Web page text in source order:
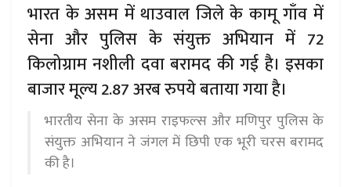
भारत के असम में थाउवाल जिले के कामू गाँव में
सेना और पुलिस के संयुक्त अभियान में 72
किलोग्राम नशीली दवा बरामद की गई है। इसका
बाजार मूल्य 2.87 अरब रुपये बताया गया है।
भारतीय सेना के असम राइफल्स और मणिपुर पुलिस के
संयुक्त अभियान ने जंगल में छिपी एक भूरी चरस बरामद
की है।